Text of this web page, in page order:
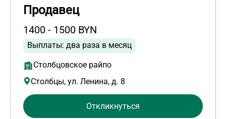
Продавец
1400 - 1500 BYN
Выплаты: два раза в месяц
Столбцовское райпо
Столбцы, ул. Ленина, д. 8
Откликнуться